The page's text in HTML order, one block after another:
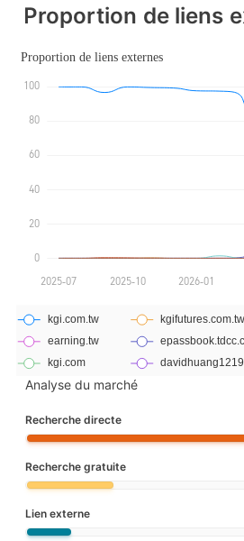
Proportion de liens
Analyse du marché
Recherche directe
Recherche gratuite
Lien externe